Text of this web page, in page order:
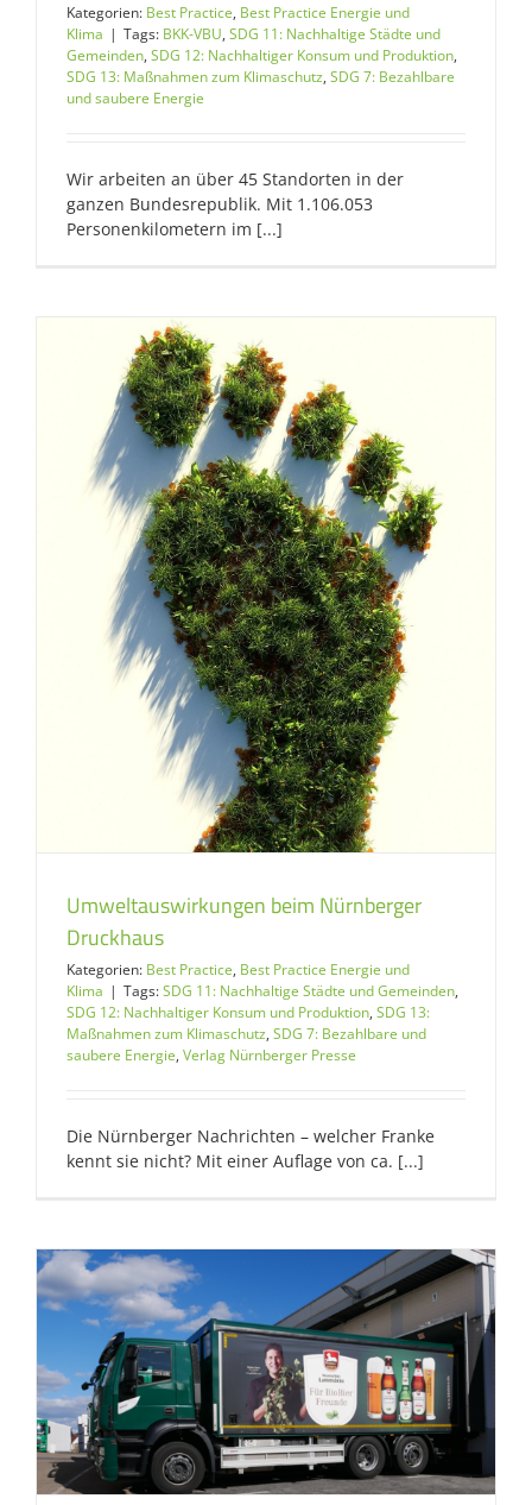
Kategorien: Best Practice, Best Practice Energie und
Klima | Tags: BKK-VBU, SDG 11: Nachhaltige Städte und
Gemeinden, SDG 12: Nachhaltiger Konsum und Produktion,
SDG 13: Maßnahmen zum Klimaschutz, SDG 7: Bezahlbare
und saubere Energie
Wir arbeiten an über 45 Standorten in der
ganzen Bundesrepublik. Mit 1.106.053
Personenkilometern im [...]
Umweltauswirkungen beim Nürnberger
Druckhaus
Kategorien: Best Practice, Best Practice Energie und
Klima | Tags:SDG 11: Nachhaltige Städte und Gemeinden,
SDG 12: Nachhaltiger Konsum und Produktion, SDG 13:
Maßnahmen zum Klimaschutz, SDG 7: Bezahlbare und
saubere Energie, Verlag Nürnberger Presse
Die Nürnberger Nachrichten – welcher Franke
kennt sie nicht? Mit einer Auflage von ca. [...]